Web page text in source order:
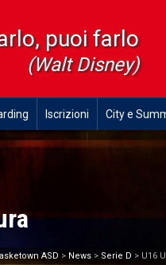
puoi farlo
(Walt Disney)
Iscrizioni City e
ASD > News > Serie D > U16